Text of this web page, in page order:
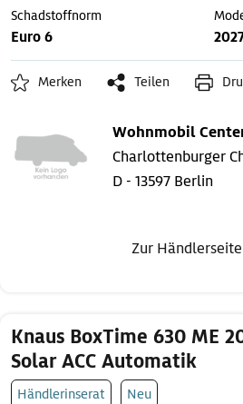
Schadstoffnorm
Euro 6
Merken Teilen
Wohnmobil
Charlottenburger
D - 13597 Berlin
Zur Händlerseite
Knaus BoxTime 630 ME
Solar ACC Automatik
Händlerinserat Neu